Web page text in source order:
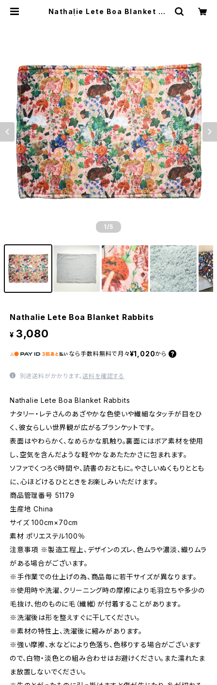
Nathalie Lete Boa Blanket Ra
1 /5
Nathalie Lete Boa Blanket Rabbits
¥ 3,080
なら 手数料無料で 月々¥1,020から
別途送料がかかります。送料を確認する
Nathalie Lete Boa Blanket Rabbits
ナタリー・レテさんのあざやかな色使いや繊細なタッチが目をひ
く、彼女らしい世界観が広がるブランケットです。
表面はやわらかく、なめらかな肌触り。裏面にはボア素材を使用
し、空気を含んだような軽やかなあたたかさに包まれます。
ソファでくつろぐ時間や、読書のおともに。やさしいぬくもりととも
に、心ほどけるひとときをお楽しみいただけます。
商品管理番号 51179
生産地 China
サイズ 100cm×70cm
素材 ポリエステル100％
注意事項 ※製造工程上、デザインのズレ、色ムラや濃淡、織りムラ
がある場合がございます。
※手作業での仕上げの為、商品毎に若干サイズが異なります。
※使用時や洗濯、クリーニング時の摩擦により毛羽立ちや多少の
毛抜け、他のものに毛（繊維）が付着することがあります。
※洗濯後は形を整えすぐに干してください。
※素材の特性上、洗濯後に縮みがあります。
※強い摩擦、水などにより色落ち、色移りする場合がございます
ので、白物・淡色との組み合わせはお避けください。また濡れたま
ま放置しないでください。